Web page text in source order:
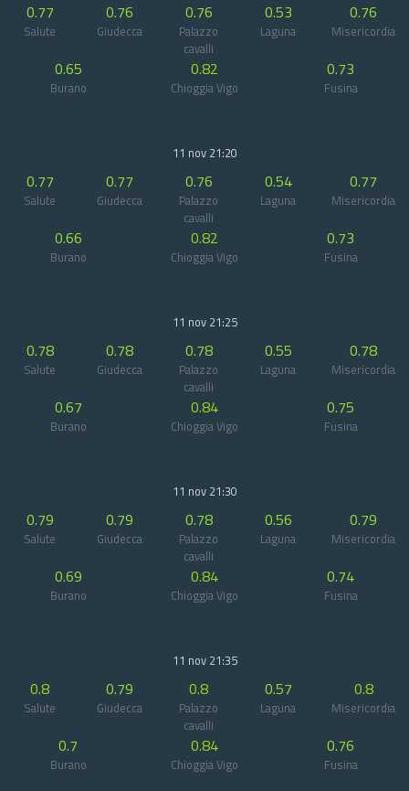
0.77
Salute
0.76
Giudecca
0.76
Palazzo
cavalli
0.53
Laguna
0.76
Misericordia
0.65
Burano
0.82
Chioggia Vigo
0.73
Fusina
11 nov 21:20
0.77
Salute
0.77
Giudecca
0.76
Palazzo
cavalli
0.54
Laguna
0.77
Misericordia
0.66
Burano
0.82
Chioggia Vigo
0.73
Fusina
11 nov 21:25
0.78
Salute
0.78
Giudecca
0.78
Palazzo
cavalli
0.55
Laguna
0.78
Misericordia
0.67
Burano
0.84
Chioggia Vigo
0.75
Fusina
11 nov 21:30
0.79
Salute
0.79
Giudecca
0.78
Palazzo
cavalli
0.56
Laguna
0.79
Misericordia
0.69
Burano
0.84
Chioggia Vigo
0.74
Fusina
11 nov 21:35
0.8
Salute
0.79
Giudecca
0.8
Palazzo
cavalli
0.57
Laguna
0.8
Misericordia
0.7
Burano
0.84
Chioggia Vigo
0.76
Fusina